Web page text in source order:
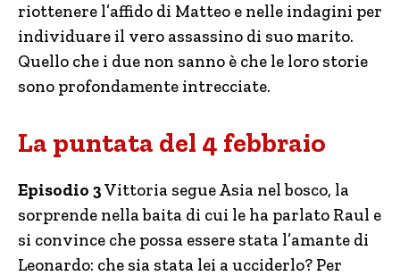
riottenere l’affido di Matteo e nelle indagini per
individuare il vero assassino di suo marito.
Quello che i due non sanno è che le loro storie
sono profondamente intrecciate.
La puntata del 4 febbraio
Episodio 3Vittoria segue Asia nel bosco, la
sorprende nella baita di cui le ha parlato Raul e
si convince che possa essere stata l’amante di
Leonardo: che sia stata lei a ucciderlo? Per